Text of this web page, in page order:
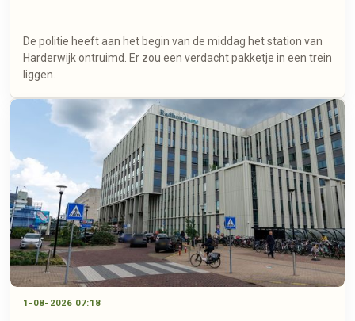
De politie heeft aan het begin van de middag het station van
Harderwijk ontruimd. Er zou een verdacht pakketje in een trein
liggen.
1-08-2026 07:18